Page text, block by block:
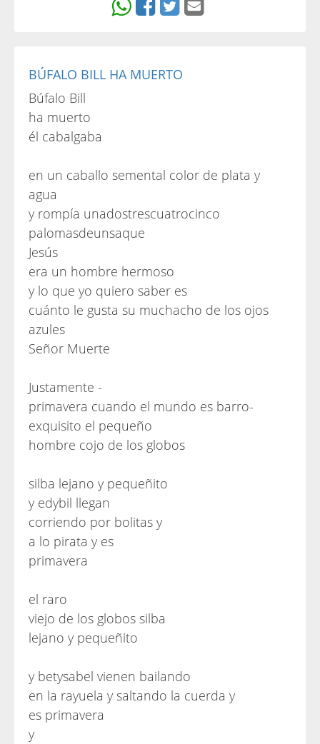
BÚFALO BILL HA MUERTO
Búfalo Bill
ha muerto
él cabalgaba
en un caballo semental color de plata y
agua
y rompía unadostrescuatrocinco
palomasdeunsaque
Jesús
era un hombre hermoso
y lo que yo quiero saber es
cuánto le gusta su muchacho de los ojos
azules
Señor Muerte
Justamente -
primavera cuando el mundo es barro-
exquisito el pequeño
hombre cojo de los globos
silba lejano y pequeñito
y edybil llegan
corriendo por bolitas y
a lo pirata y es
primavera
el raro
viejo de los globos silba
lejano y pequeñito
y betysabel vienen bailando
en la rayuela y saltando la cuerda y
es primavera
y